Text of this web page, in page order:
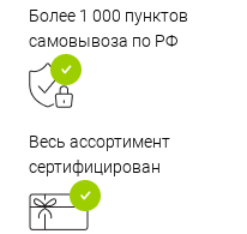
Более 1 000 пунктов
самовывоза по РФ
Весь ассортимент
сертифицирован